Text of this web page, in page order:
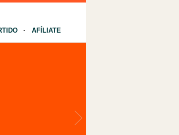
AFÍLIATE